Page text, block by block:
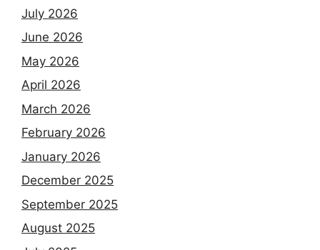
July 2026
June 2026
May 2026
April 2026
March 2026
February 2026
January 2026
December 2025
September 2025
August 2025